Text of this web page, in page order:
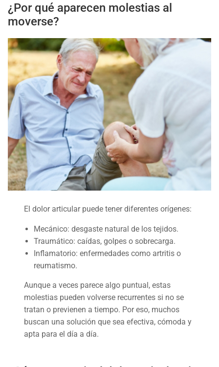
¿Por qué aparecen molestias al
moverse?
El dolor articular puede tener diferentes orígenes:
Mecánico: desgaste natural de los tejidos.
Traumático: caídas, golpes o sobrecarga.
Inflamatorio: enfermedades como artritis o
reumatismo.
Aunque a veces parece algo puntual, estas
molestias pueden volverse recurrentes si no se
tratan o previenen a tiempo. Por eso, muchos
buscan una solución que sea efectiva, cómoda y
apta para el día a día.